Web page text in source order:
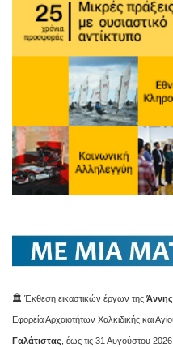
🏛️ Έκθεση εικαστικών έργων της Άννης
Εφορεία Αρχαιοτήτων Χαλκιδικής και
Γαλάτιστας , έως τις 31 Αυγούστου 2026.